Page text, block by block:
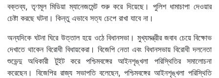
বক্তব্য, তৃণমূল মিডিয়া ম্যানেজমেন্ট শুরু করে দিয়েছে। পুলিশ ধামাচাপা দেওয়ার
চেষ্টা করছে ঘটনা। কিন্তু এভাবে সত্য চেপে রাখা যাবে না।
অন্যদিকে ঘটনা ঘিরে উত্তাল হয়ে ওঠে বিধানসভা। মুখ্যমন্ত্রীর জবাব চেয়ে বিক্ষোভ
দেখাতে থাকেন বিরোধী বিধায়কেরা। বিজেপি নেতা এবং বিধানসভায় বিরোধী দলনেতা
শুভেন্দু অধিকারী টুইট করে পশ্চিমবঙ্গের আইনশৃঙ্খলা পরিস্থিতির সমালোচনা
করেছেন। বিজেপির রাজ্য সভাপতি বলেছেন, পশ্চিমবঙ্গের আইনশৃঙ্খলা পরিস্থিতি